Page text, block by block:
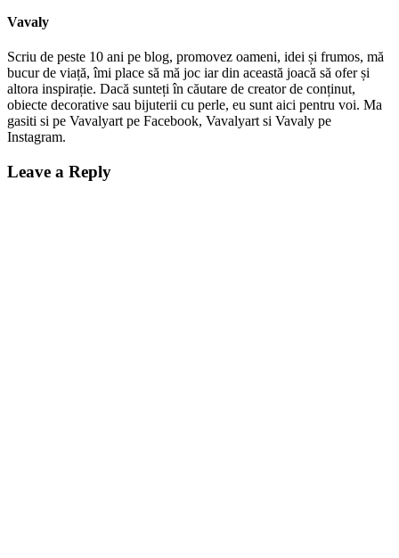
Vavaly
Scriu de peste 10 ani pe blog, promovez oameni, idei și frumos, mă
bucur de viață, îmi place să mă joc iar din această joacă să ofer și
altora inspirație. Dacă sunteți în căutare de creator de conținut,
obiecte decorative sau bijuterii cu perle, eu sunt aici pentru voi. Ma
gasiti si pe Vavalyart pe Facebook, Vavalyart si Vavaly pe
Instagram.
Leave a Reply